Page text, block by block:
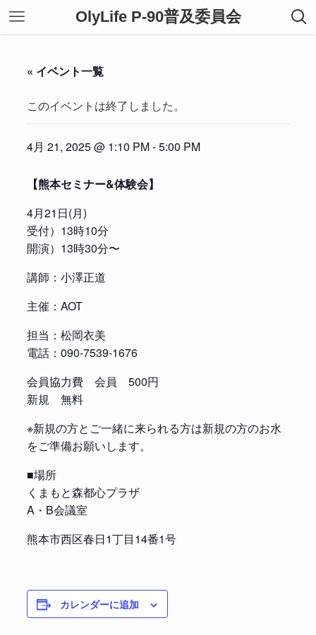
OlyLife P-90普及委員会
« イベント一覧
このイベントは終了しました。
4月 21, 2025 @ 1:10 PM-5:00 PM
【熊本セミナー&体験会】
4月21日(月)
受付）13時10分
開演）13時30分〜
講師：小澤正道
主催：AOT
担当：松岡衣美
電話：090-7539-1676
会員協力費 会員 500円
新規 無料
※新規の方とご一緒に来られる方は新規の方のお水
をご準備お願いします。
■場所
くまもと森都心プラザ
A・B会議室
熊本市西区春日1丁目14番1号
カレンダーに追加